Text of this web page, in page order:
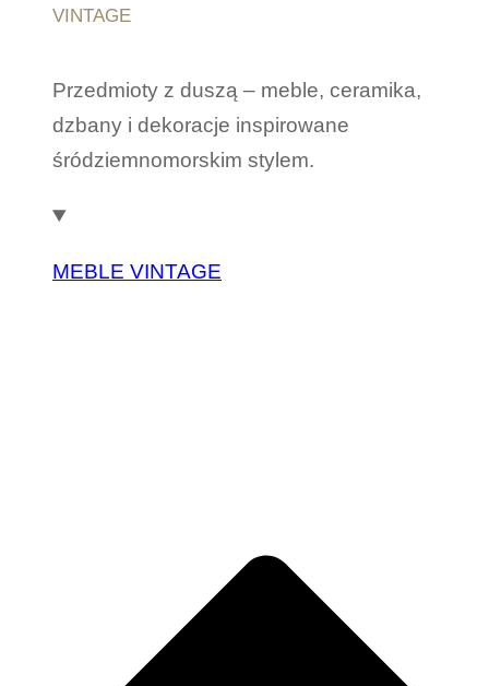
VINTAGE
Przedmioty z duszą – meble, ceramika,
dzbany i dekoracje inspirowane
śródziemnomorskim stylem.
MEBLE VINTAGE